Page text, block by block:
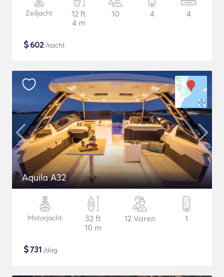
Zeiljacht
12 ft
4 m
10 4 4
$602/nacht
Aquila A32
Motorjacht
32 ft
10 m
12 Varen 1
$731 /dag